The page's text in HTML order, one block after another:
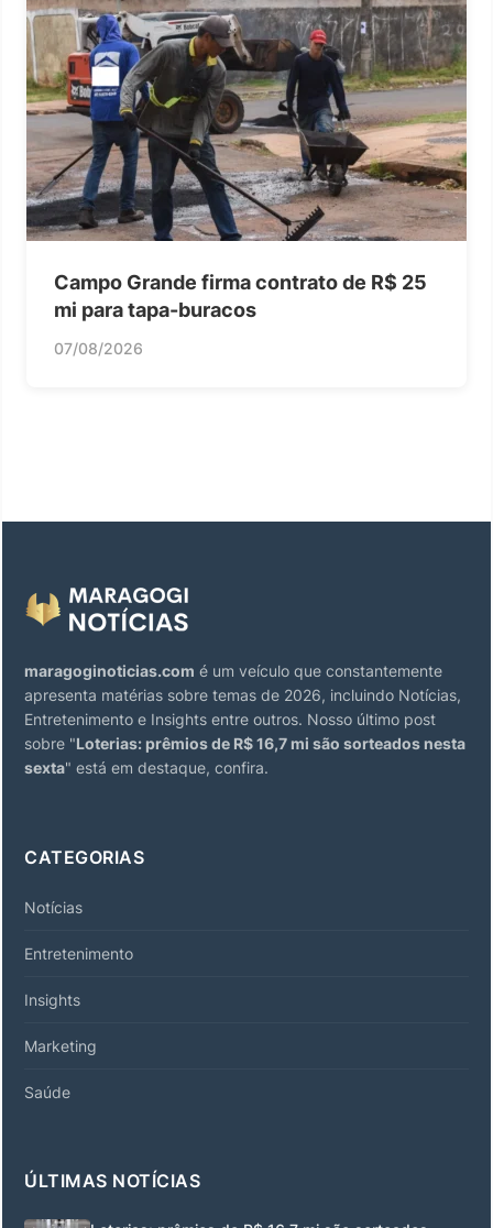
Campo Grande firma contrato de R$ 25
mi para tapa-buracos
07/08/2026
maragoginoticias.com é um veículo que constantemente
apresenta matérias sobre temas de 2026, incluindo Notícias,
Entretenimento e Insights entre outros. Nosso último post
sobre "Loterias: prêmios de R$ 16,7 mi são sorteados nesta
sexta" está em destaque, confira.
CATEGORIAS
Notícias
Entretenimento
Insights
Marketing
Saúde
ÚLTIMAS NOTÍCIAS